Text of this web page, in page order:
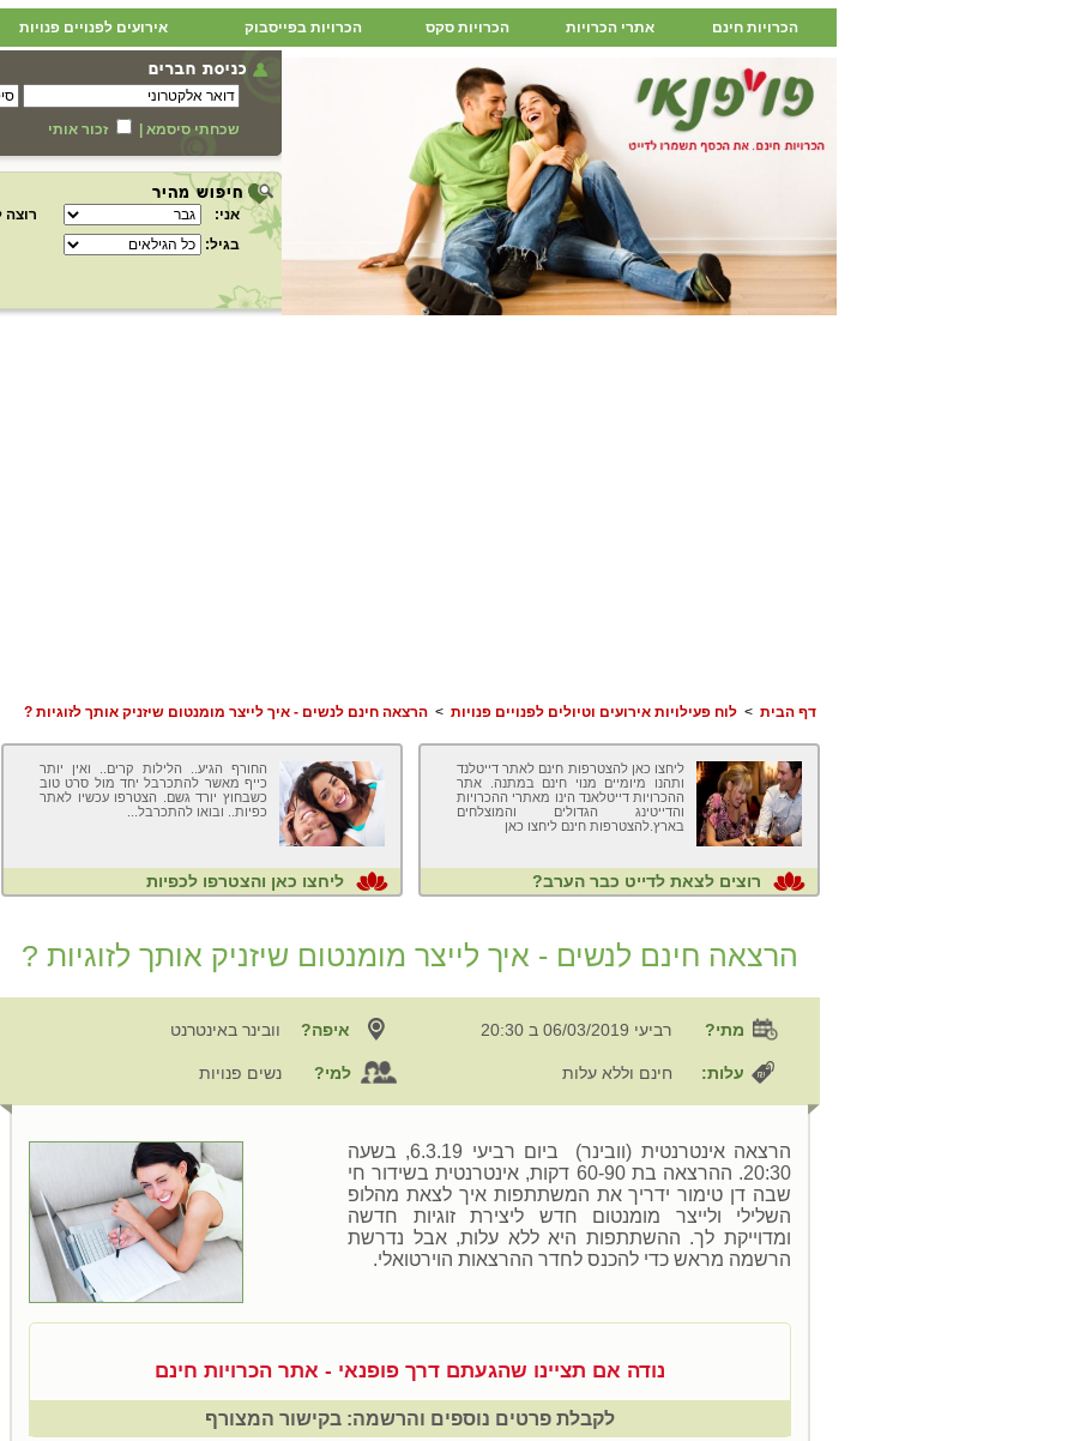
הכרויות חינם אתרי הכרויות הכרויות סקס הכרויות בפייסבוק אירועים לפנויים פנויות
שכחתי סיסמא זכור אותי
אני:
רוצה
בגיל:
דף הבית > לוח פעילויות אירועים וטיולים לפנויים פנויות > הרצאה חינם לנשים - איך לייצר מומנטום שיזניק אותך לזוגיות ?
ליחצו כאן להצטרפות חינם לאתר דייטלנד
ותהנו מיומיים מנוי חינם במתנה. אתר
ההכרויות דייטלאנד הינו מאתרי ההכרויות
והדייטינג הגדולים והמוצלחים
בארץ.להצטרפות חינם ליחצו כאן
רוצים לצאת לדייט כבר הערב?
החורף הגיע.. הלילות קרים.. ואין יותר
כייף מאשר להתכרבל יחד מול סרט טוב
כשבחוץ יורד גשם. הצטרפו עכשיו לאתר
כפיות.. ובואו להתכרבל...
ליחצו כאן והצטרפו לכפיות
הרצאה חינם לנשים - איך לייצר מומנטום שיזניק אותך לזוגיות ?
?מתי רביעי 06/03/2019 ב 20:30 איפה? וובינר באינטרנט
עלות: חינם וללא עלות למי? נשים פנויות
הרצאה אינטרנטית (וובינר) ביום רביעי 6.3.19, בשעה
20:30. ההרצאה בת 60-90 דקות, אינטרנטית בשידור חי
שבה דן טימור ידריך את המשתתפות איך לצאת מהלופ
השלילי ולייצר מומנטום חדש ליצירת זוגיות חדשה
ומדוייקת לך. ההשתתפות היא ללא עלות, אבל נדרשת
הרשמה מראש כדי להכנס לחדר ההרצאות הוירטואלי.
נודה אם תציינו שהגעתם דרך פופנאי - אתר הכרויות חינם
לקבלת פרטים נוספים והרשמה: בקישור המצורף